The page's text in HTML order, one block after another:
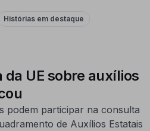
Histórias em destaque
UE sobre auxílios
podem participar na consulta
de Auxílios Estatais